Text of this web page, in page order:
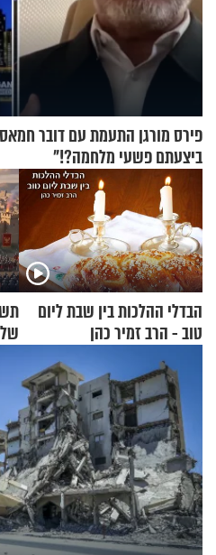
פירס מורגן התעמת עם דובר
ביצעתם פשעי מלחמה?!"
הבדלי ההלכות בין שבת ליום
טוב - הרב זמיר כהן